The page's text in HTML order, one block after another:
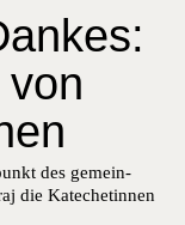
des gemein­
die Kat­e­chetinnen